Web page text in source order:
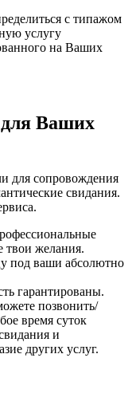
с типажом
услугу
на Ваших
Ваших
для сопровождения
свидания.
твои желания.
под ваши абсолютно
гарантированы.
позвонить/
время суток
и
других услуг.